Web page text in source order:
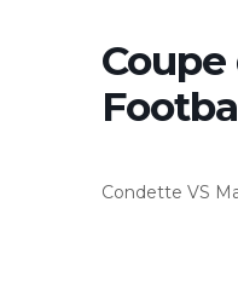
Condette VS